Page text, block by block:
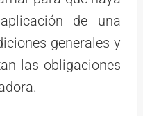
de una
generales y
las obligaciones